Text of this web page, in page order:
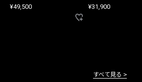
¥49,500 ¥31,900
すべて見る